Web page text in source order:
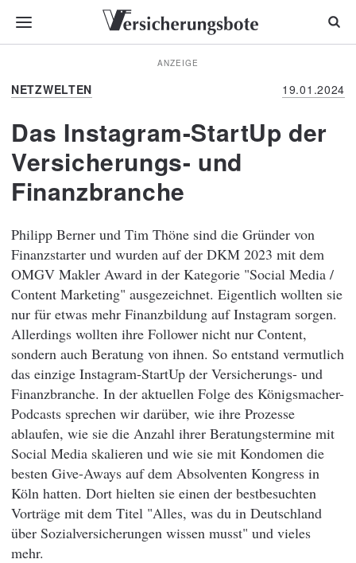
ANZEIGE
NETZWELTEN 19.01.2024
Das Instagram-StartUp der
Versicherungs- und
Finanzbranche
Philipp Berner und Tim Thöne sind die Gründer von
Finanzstarter und wurden auf der DKM 2023 mit dem
OMGV Makler Award in der Kategorie "Social Media /
Content Marketing" ausgezeichnet. Eigentlich wollten sie
nur für etwas mehr Finanzbildung auf Instagram sorgen.
Allerdings wollten ihre Follower nicht nur Content,
sondern auch Beratung von ihnen. So entstand vermutlich
das einzige Instagram-StartUp der Versicherungs- und
Finanzbranche. In der aktuellen Folge des Königsmacher-
Podcasts sprechen wir darüber, wie ihre Prozesse
ablaufen, wie sie die Anzahl ihrer Beratungstermine mit
Social Media skalieren und wie sie mit Kondomen die
besten Give-Aways auf dem Absolventen Kongress in
Köln hatten. Dort hielten sie einen der bestbesuchten
Vorträge mit dem Titel "Alles, was du in Deutschland
über Sozialversicherungen wissen musst" und vieles
mehr.